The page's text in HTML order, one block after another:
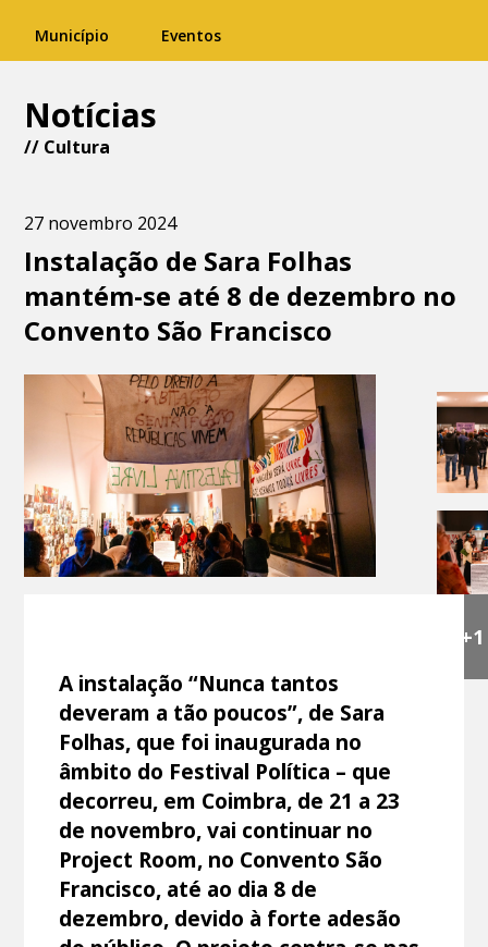
Município Eventos
Notícias
// Cultura
27 novembro 2024
Instalação de Sara Folhas
mantém-se até 8 de dezembro no
Convento São Francisco
+1
A instalação “Nunca tantos
deveram a tão poucos”, de Sara
Folhas, que foi inaugurada no
âmbito do Festival Política – que
decorreu, em Coimbra, de 21 a 23
de novembro, vai continuar no
Project Room, no Convento São
Francisco, até ao dia 8 de
dezembro, devido à forte adesão